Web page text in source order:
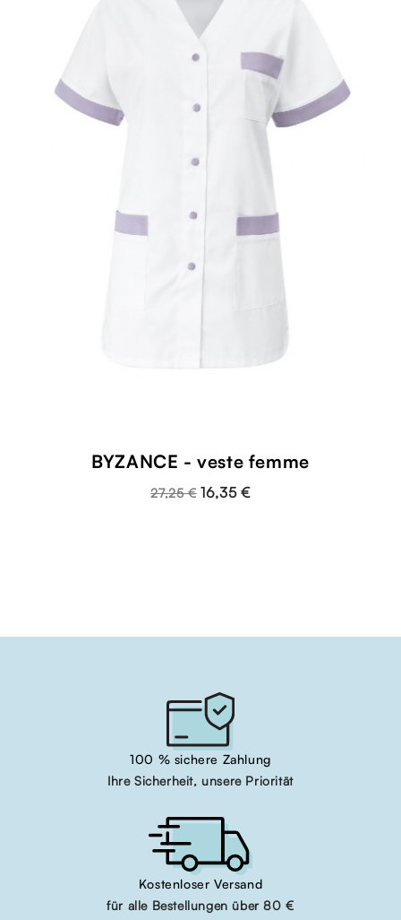
BYZANCE - veste femme
27,25 € 16,35 €
100 % sichere Zahlung
Ihre Sicherheit, unsere Priorität
Kostenloser Versand
für alle Bestellungen über 80 €